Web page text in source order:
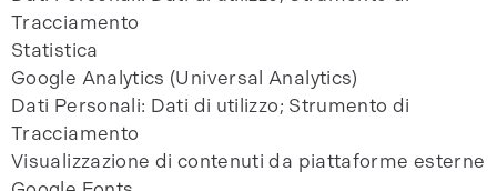
Tracciamento
Statistica
Google Analytics (Universal Analytics)
Dati Personali: Dati di utilizzo; Strumento di
Tracciamento
Visualizzazione di contenuti da piattaforme esterne